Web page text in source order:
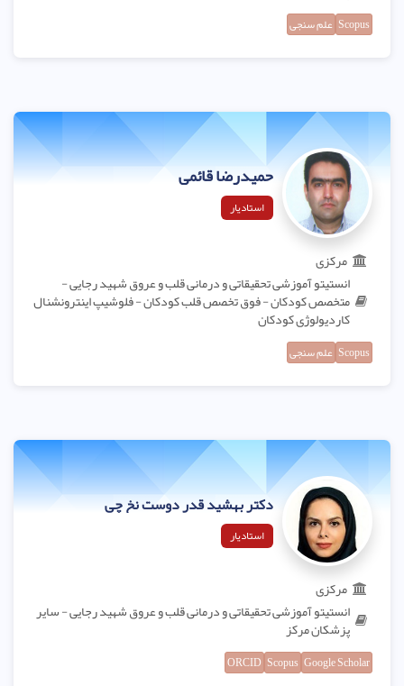
Scopus علم سنجی
حمیدرضا قائمی
استادیار
مرکزی
انستیتو آموزشی تحقیقاتی و درمانی قلب و عروق شهید رجایی -
متخصص کودکان - فوق تخصص قلب کودکان - فلوشیپ اینترونشنال
کاردیولوژی کودکان
Scopus علم سنجی
دکتر بهشید قدر دوست نخ چی
استادیار
مرکزی
انستیتو آموزشی تحقیقاتی و درمانی قلب و عروق شهید رجایی - سایر
پزشکان مرکز
Google Scholar
Scopus
ORCID